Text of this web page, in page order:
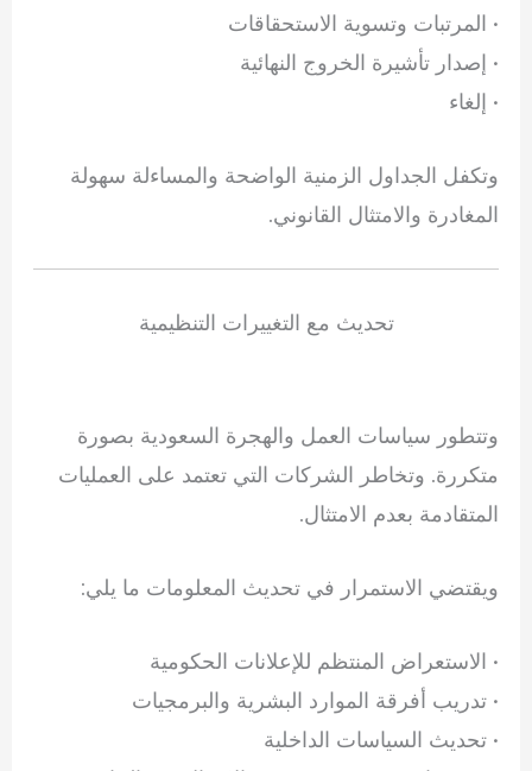
• المرتبات وتسوية الاستحقاقات
• إصدار تأشيرة الخروج النهائية
• إلغاء
وتكفل الجداول الزمنية الواضحة والمساءلة سهولة
المغادرة والامتثال القانوني.
تحديث مع التغييرات التنظيمية
وتتطور سياسات العمل والهجرة السعودية بصورة
متكررة. وتخاطر الشركات التي تعتمد على العمليات
المتقادمة بعدم الامتثال.
ويقتضي الاستمرار في تحديث المعلومات ما يلي:
• الاستعراض المنتظم للإعلانات الحكومية
• تدريب أفرقة الموارد البشرية والبرمجيات
• تحديث السياسات الداخلية